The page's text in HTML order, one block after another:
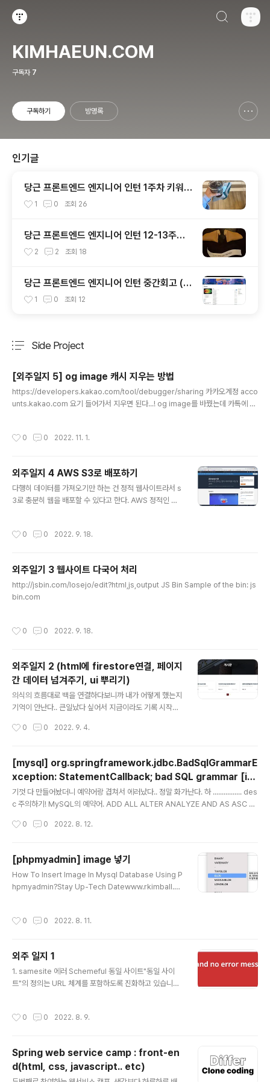
KIMHAEUN.COM
구독자 7
구독하기 방명록
인기글
당근 프론트엔드 엔지니어 인턴 1주차 키워드
회고1 0 조회 26
당근 프론트엔드 엔지니어 인턴 12-13주차
마지막 회고 (안녕!)
2 2 조회 18
당근 프론트엔드 엔지니어 인턴 중간회고 (~
7주차)
1 0 조회 12
Side Project
[외주일지 5] og image 캐시 지우는 방법
https://developers.kakao.com/tool/debugger/sharing 카카오계정 acco
unts.kakao.com 요기 들어가서 지우면 된다...! og image를 바꿨는데 카톡에 보
0 0 2022. 11. 1.
외주일지 4 AWS S3로 배포하기
다행히 데이터를 가져오기만 하는 건 정적 웹사이트라서 s
3로 충분히 웹을 배포할 수 있다고 한다. AWS 정적인 웹
서비스는 S3라고 생각됩니다 :-) 이번에는 제가 제일 처음
가 하면서 기억해둘만한 거 몇개만 적어둔다!
0 0 2022. 9. 18.
외주일기 3 웹사이트 다국어 처리
http://jsbin.com/losejo/edit?html,js,output JS Bin Sample of the bin: js
bin.com
0 0 2022. 9. 18.
외주일지 2 (html에 firestore연결, 페이지
간 데이터 넘겨주기, ui 뿌리기)
의식의 흐름대로 백을 연결하다보니까 내가 어떻게 했는지
기억이 안난다.. 큰일났다 싶어서 지금이라도 기록 시작하
ation-with-npm/ Firebase 설치 방법 몇가지 정리 (쌩
고 Firebase 프로젝트 만드는 법 9:55 html 파일에 Fire
base SDK 설치해야 Firebase 문법 사용가능 (참고) M
onterey 버전 os 쓰는 맥북은 firebase serve --port
=90 codingapple.com 우선 초기 설정은 이거 보고 했
0 0 2022. 9. 4.
[mysql] org.springframework.jdbc.BadSqlGrammarE
xception: StatementCallback; bad SQL grammar [in
sert into ~]; nested exception is java.sql.SQLSyntax
ErrorException: You have an error in your SQL synta
x; check the manual that corresponds to your MyS
QL server
기껏 다 만들어놨더니 예약어랑 겹쳐서 에러났다.. 정말 화가난다. 하 ................ des
c 주의하기! MySQL의 예약어. ADD ALL ALTER ANALYZE AND AS ASC A
ASCADE CASE CHANGE CHAR CHARACTER CHECK COLLATE COLU
CURRENT_DATE CURRENT_TIME CURRENT_TIMESTAMP CURRENT_U
SER CURSOR DATABASE DATABASES DAY_HOUR DAY_MICROSECO
ND DAY_MINUTE DA..
0 0 2022. 8. 12.
[phpmyadmin] image 넣기
How To Insert Image In Mysql Database Using P
hpmyadmin?Stay Up-Tech Datewww.rkimball.c
0 0 2022. 8. 11.
외주 일지 1
1. samesite 에러 Schemeful 동일 사이트"동일 사이
트"의 정의는 URL 체계를 포함하도록 진화하고 있습니다.
방지하기 위해 기web.dev 우선 크롬으로 띄울 때 나타나
code의 liveserver에서는 php가 작동하지 않는다. 이
런 기본적인거 까먹고 내 코드문제인 줄 알고 삽질 오지게
했다. 그래서 php 잘 돌아가나 확인하기 위해 닷홈을 켰다.
0 0 2022. 8. 9.
Spring web service camp : front-en
d(html, css, javascript.. etc)